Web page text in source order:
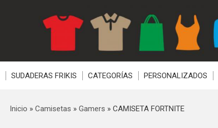
SUDADERAS FRIKIS CATEGORÍAS PERSONALIZADOS
Inicio » Camisetas » Gamers » CAMISETA FORTNITE